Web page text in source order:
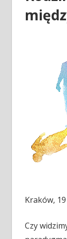
Kraków,
Czy